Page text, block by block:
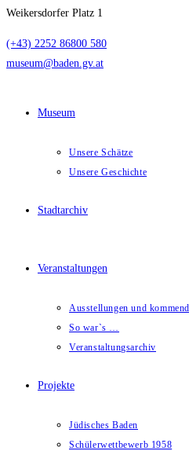
Weikersdorfer Platz 1
(+43) 2252 86800 580
museum@baden.gv.at
Museum
Unsere Schätze
Unsere Geschichte
Stadtarchiv
Veranstaltungen
Ausstellungen und
So war`s …
Veranstaltungsarchiv
Projekte
Jüdisches Baden
Schülerwettbewerb 1958